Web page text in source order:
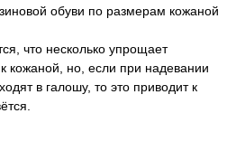
обуви по размерам кожаной
что несколько упрощает
кожаной, но, если при надевании
в галошу, то это приводит к